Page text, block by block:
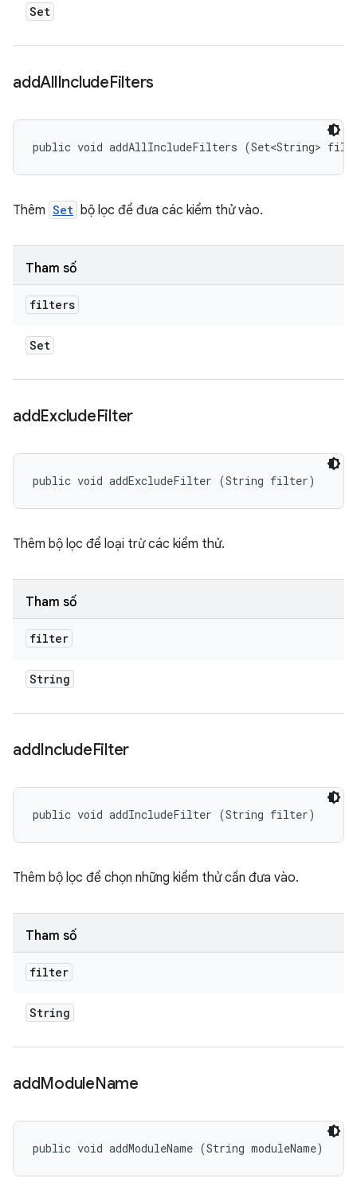
Set
addAllIncludeFilters
public void addAllIncludeFilters (Set<String>
Thêm Set bộ lọc để đưa các kiểm thử vào.
Tham số
filters
Set
addExcludeFilter
public void addExcludeFilter (String filter)
Thêm bộ lọc để loại trừ các kiểm thử.
Tham số
filter
String
addIncludeFilter
public void addIncludeFilter (String filter)
Thêm bộ lọc để chọn những kiểm thử cần đưa vào.
Tham số
filter
String
addModuleName
public void addModuleName (String moduleName)